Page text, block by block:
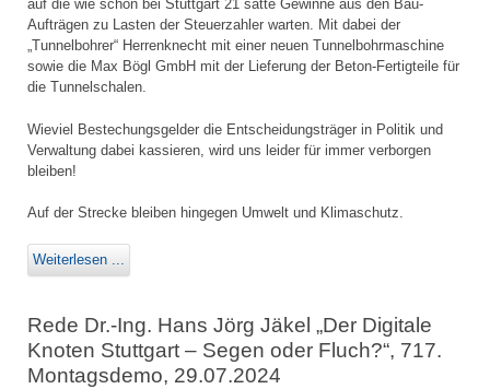
auf die wie schon bei Stuttgart 21 satte Gewinne aus den Bau-
Aufträgen zu Lasten der Steuerzahler warten. Mit dabei der
„Tunnelbohrer“ Herrenknecht mit einer neuen Tunnelbohrmaschine
sowie die Max Bögl GmbH mit der Lieferung der Beton-Fertigteile für
die Tunnelschalen.
Wieviel Bestechungsgelder die Entscheidungsträger in Politik und
Verwaltung dabei kassieren, wird uns leider für immer verborgen
bleiben!
Auf der Strecke bleiben hingegen Umwelt und Klimaschutz.
Weiterlesen ...
Rede Dr.-Ing. Hans Jörg Jäkel „Der Digitale
Knoten Stuttgart – Segen oder Fluch?“, 717.
Montagsdemo, 29.07.2024